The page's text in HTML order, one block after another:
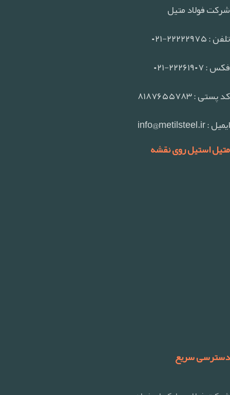
شرکت فولاد متیل
تلفن : ۲۲۲۲۲۹۷۵-۰۲۱
فکس : ۲۲۲۶۱۹۰۷-۰۲۱
کد پستی : ۸۱۸۷۶۵۵۷۸۳
ایمیل : info@metilsteel.ir
متیل استیل روی نقشه
دسترسی سریع